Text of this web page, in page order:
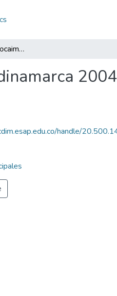
Plan de Desarrollo Nocaima Cundinamarca 2004 - 2007: PD Nocaima Cundinamarca 2004 - 2007
handle/